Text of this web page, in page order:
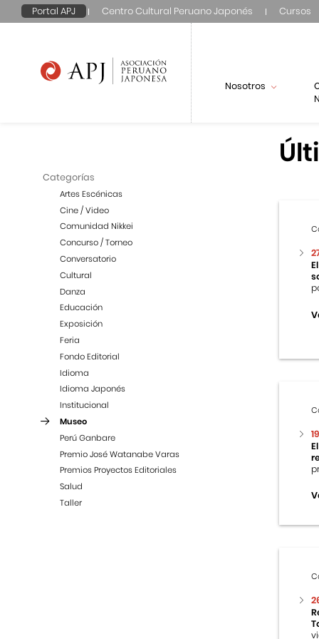
Portal APJ Centro Cultural Peruano Japonés Cursos
Nosotros
Categorías
Artes Escénicas
Cine / Video
Comunidad Nikkei
Concurso / Torneo
Conversatorio
Cultural
Danza
Educación
Exposición
Feria
Fondo Editorial
Idioma
Idioma Japonés
Institucional
Museo
Perú Ganbare
Premio José Watanabe Varas
Premios Proyectos Editoriales
Salud
Taller